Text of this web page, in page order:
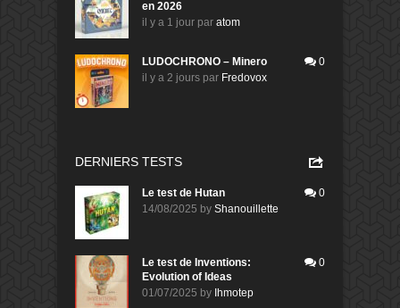
en 2026
il y a 1 jour par atom
LUDOCHRONO – Minero
il y a 2 jours par Fredovox
0
DERNIERS TESTS
Le test de Hutan
14/08/2025 by Shanouillette
0
Le test de Inventions:
Evolution of Ideas
01/07/2025 by Ihmotep
0